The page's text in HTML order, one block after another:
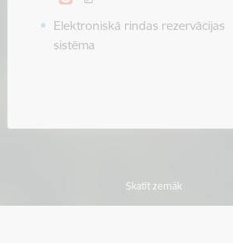
Elektroniskā rindas rezervācijas
sistēma
Skatīt zemāk